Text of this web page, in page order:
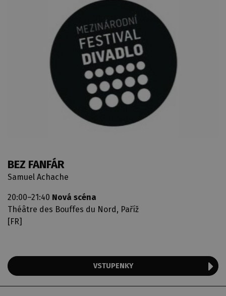
BEZ FANFÁR
Samuel Achache
20:00–21:40 Nová scéna
Théâtre des Bouffes du Nord, Paříž
[FR]
VSTUPENKY